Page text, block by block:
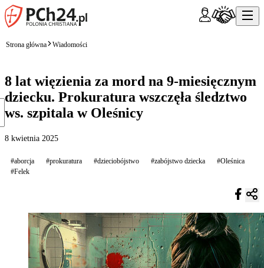
Strona główna Wiadomości
8 lat więzienia za mord na 9-miesięcznym
dziecku. Prokuratura wszczęła śledztwo
ws. szpitala w Oleśnicy
8 kwietnia 2025
#aborcja #prokuratura #dzieciobójstwo #zabójstwo dziecka
#Oleśnica
#Felek